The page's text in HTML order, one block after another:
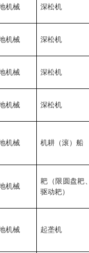
机械 深松机
机械 深松机
机械 深松机
机械 深松机
机械 机耕（滚）船
机械
耙（限圆盘耙、
驱动耙）
机械 起垄机